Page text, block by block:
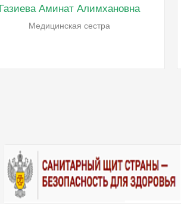
Газиева Аминат Алимхановна
Медицинская сестра